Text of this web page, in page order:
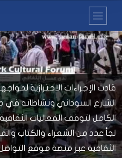
قادت الإجراءات الاحترازية
الشارع السوداني ونشاطاته في
الكامل لتوقف الفعاليات
لجأ عدد من الشعراء والكتاب
الثقافية عبر منصة موقع